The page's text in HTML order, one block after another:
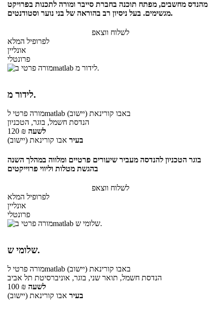
מהנדס מחשבים, מפתח תוכנה בחברת סייבר ומורה לתכנות בפרויקט
מגשימים. בעל ניסיון רב בהוראה של בני נוער וסטודנטים.
לשלוח ווצאפ
לפרופיל המלא
אונליין
פרונטלי
לידור מ.
מורה פרטילmatlab באבו קורינאת (יישוב)
הנדסת חשמל, בוגר, הטכניון
120 ₪ לשעה
בעיר אבו קורינאת (יישוב)
בוגר הטכניון להנדסה מעביר שיעורים פרטיים ומלווה במהלך השנה
בהגשת מטלות וליווי פרוייקטים
לשלוח ווצאפ
לפרופיל המלא
אונליין
פרונטלי
שלומי ש.
מורה פרטילmatlab באבו קורינאת (יישוב)
הנדסת חשמל, תואר שני, בוגר, אוניברסיטת תל אביב
100 ₪ לשעה
בעיר אבו קורינאת (יישוב)